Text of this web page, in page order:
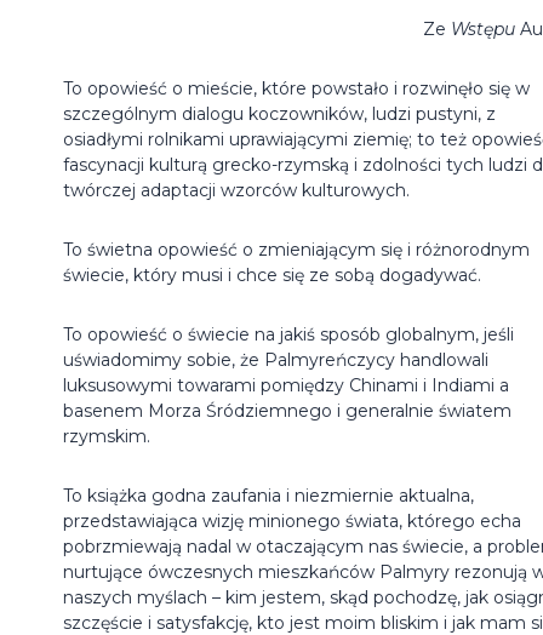
Ze Wstępu
To opowieść o mieście, które powstało i rozwinęło się w
szczególnym dialogu koczowników, ludzi pustyni, z
osiadłymi rolnikami uprawiającymi ziemię; to też
fascynacji kulturą grecko-rzymską i zdolności tych ludzi
twórczej adaptacji wzorców kulturowych.
To świetna opowieść o zmieniającym się i różnorodnym
świecie, który musi i chce się ze sobą dogadywać.
To opowieść o świecie na jakiś sposób globalnym, jeśli
uświadomimy sobie, że Palmyreńczycy handlowali
luksusowymi towarami pomiędzy Chinami i Indiami a
basenem Morza Śródziemnego i generalnie światem
rzymskim.
To książka godna zaufania i niezmiernie aktualna,
przedstawiająca wizję minionego świata, którego echa
pobrzmiewają nadal w otaczającym nas świecie, a
nurtujące ówczesnych mieszkańców Palmyry rezonują
naszych myślach – kim jestem, skąd pochodzę, jak
szczęście i satysfakcję, kto jest moim bliskim i jak mam